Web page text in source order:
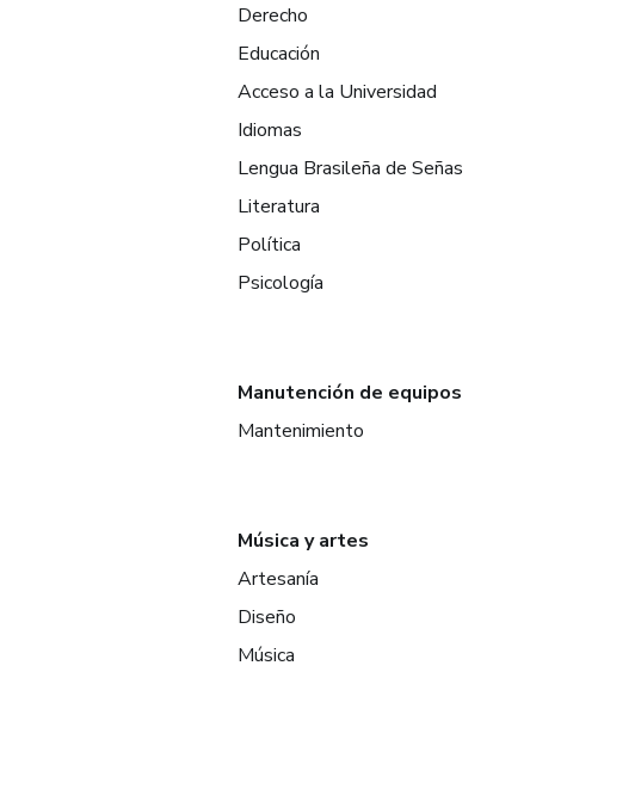
Derecho
Educación
Acceso a la Universidad
Idiomas
Lengua Brasileña de Señas
Literatura
Política
Psicología
Manutención de equipos
Mantenimiento
Música y artes
Artesanía
Diseño
Música